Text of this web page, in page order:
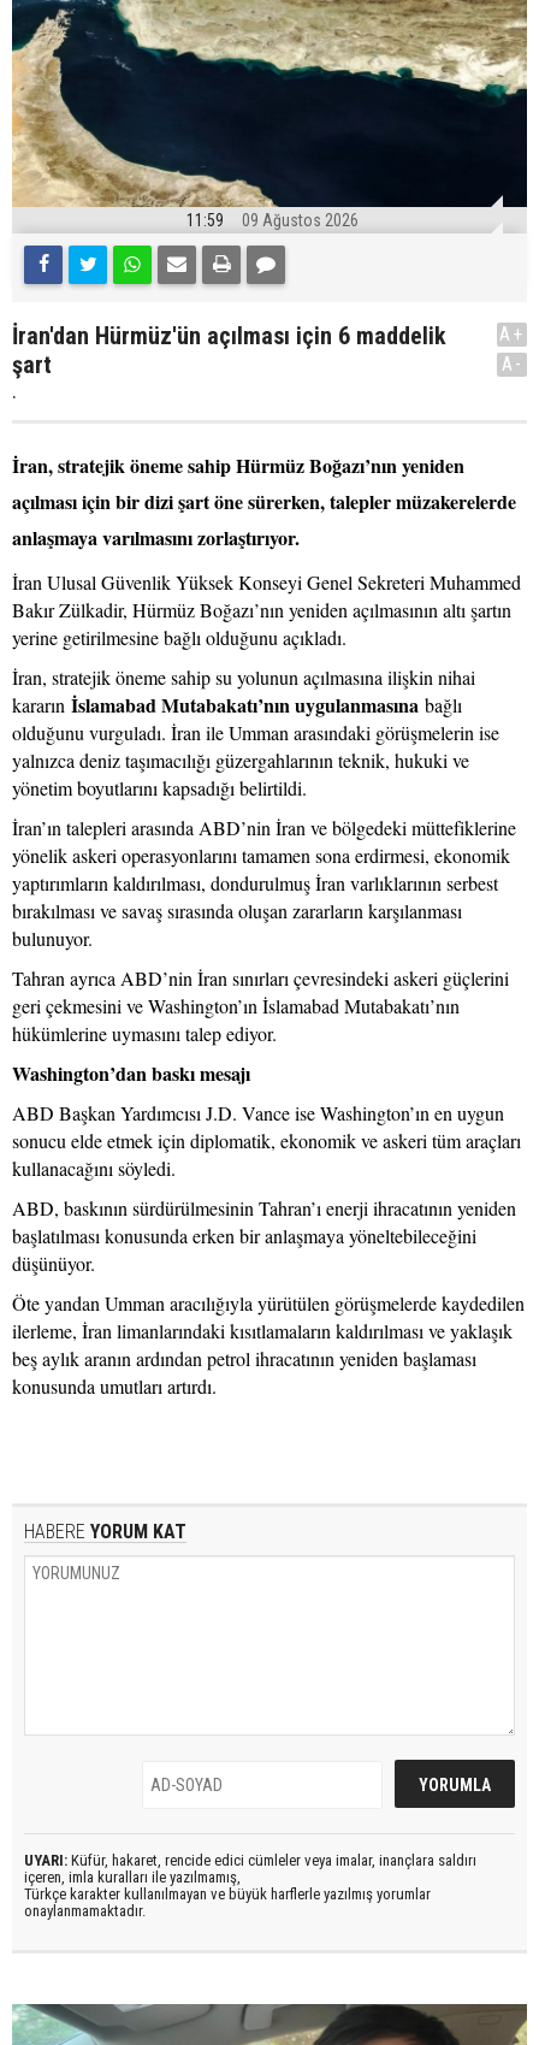
11:59 09 Ağustos 2026
İran'dan Hürmüz'ün açılması için 6 maddelik
şart
.
A+
A-
İran, stratejik öneme sahip Hürmüz Boğazı’nın yeniden
açılması için bir dizi şart öne sürerken, talepler müzakerelerde
anlaşmaya varılmasını zorlaştırıyor.
İran Ulusal Güvenlik Yüksek Konseyi Genel Sekreteri Muhammed
Bakır Zülkadir, Hürmüz Boğazı’nın yeniden açılmasının altı şartın
yerine getirilmesine bağlı olduğunu açıkladı.
İran, stratejik öneme sahip su yolunun açılmasına ilişkin nihai
kararın İslamabad Mutabakatı’nın uygulanmasına bağlı
olduğunu vurguladı. İran ile Umman arasındaki görüşmelerin ise
yalnızca deniz taşımacılığı güzergahlarının teknik, hukuki ve
yönetim boyutlarını kapsadığı belirtildi.
İran’ın talepleri arasında ABD’nin İran ve bölgedeki müttefiklerine
yönelik askeri operasyonlarını tamamen sona erdirmesi, ekonomik
yaptırımların kaldırılması, dondurulmuş İran varlıklarının serbest
bırakılması ve savaş sırasında oluşan zararların karşılanması
bulunuyor.
Tahran ayrıca ABD’nin İran sınırları çevresindeki askeri güçlerini
geri çekmesini ve Washington’ın İslamabad Mutabakatı’nın
hükümlerine uymasını talep ediyor.
Washington’dan baskı mesajı
ABD Başkan Yardımcısı J.D. Vance ise Washington’ın en uygun
sonucu elde etmek için diplomatik, ekonomik ve askeri tüm araçları
kullanacağını söyledi.
ABD, baskının sürdürülmesinin Tahran’ı enerji ihracatının yeniden
başlatılması konusunda erken bir anlaşmaya yöneltebileceğini
düşünüyor.
Öte yandan Umman aracılığıyla yürütülen görüşmelerde kaydedilen
ilerleme, İran limanlarındaki kısıtlamaların kaldırılması ve yaklaşık
beş aylık aranın ardından petrol ihracatının yeniden başlaması
konusunda umutları artırdı.
HABERE YORUM KAT
UYARI: Küfür, hakaret, rencide edici cümleler veya imalar, inançlara saldırı
içeren, imla kuralları ile yazılmamış,
Türkçe karakter kullanılmayan ve büyük harflerle yazılmış yorumlar
onaylanmamaktadır.